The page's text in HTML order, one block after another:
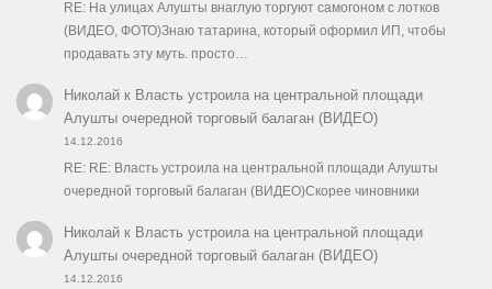
RE: На улицах Алушты внаглую торгуют самогоном с лотков
(ВИДЕО, ФОТО)Знаю татарина, который оформил ИП, чтобы
продавать эту муть. просто…
Николайк Власть устроила на центральной площади
Алушты очередной торговый балаган (ВИДЕО)
14.12.2016
RE: RE: Власть устроила на центральной площади Алушты
очередной торговый балаган (ВИДЕО)Скорее чиновники
Николайк Власть устроила на центральной площади
Алушты очередной торговый балаган (ВИДЕО)
14.12.2016